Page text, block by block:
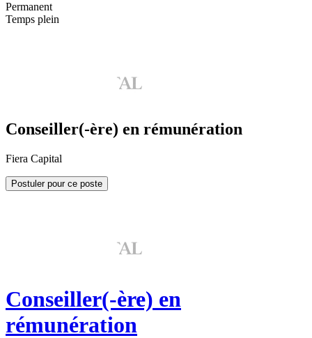
Permanent
Temps plein
Conseiller(-ère) en rémunération
Fiera Capital
Postuler pour ce poste
Conseiller(-ère) en
rémunération